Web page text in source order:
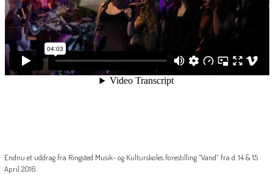
Endnu et uddrag fra Ringsted Musik- og Kulturskoles forestilling “Vand” fra d. 14 & 15
April 2016.